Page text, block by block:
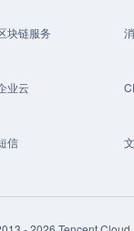
块链服务
业云
信